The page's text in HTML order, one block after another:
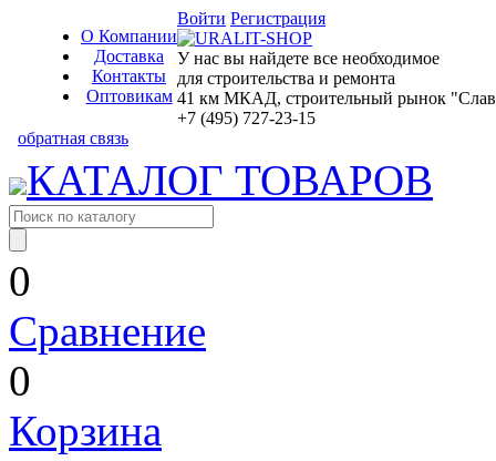
О Компании
Доставка
Контакты
Оптовикам
Войти Регистрация
У нас вы найдете все необходимое
для строительства и ремонта
41 км МКАД, строительный рынок
+7 (495) 727-23-15
обратная связь
КАТАЛОГ ТОВАРОВ
0
Сравнение
0
Корзина